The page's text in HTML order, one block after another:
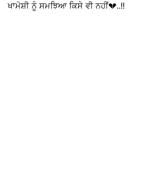
ਖਾਮੋਸ਼ੀ ਨੂੰ ਸਮਝਿਆ ਕਿਸੇ ਵੀ ਨਹੀਂ💔..!!